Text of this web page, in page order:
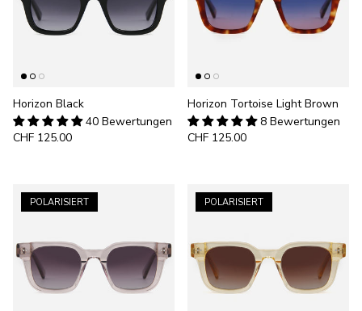
Horizon Black
40 Bewertungen
CHF 125.00
Horizon Tortoise Light Brown
8 Bewertungen
CHF 125.00
POLARISIERT POLARISIERT